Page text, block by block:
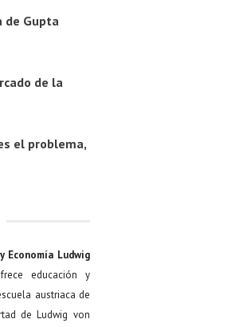
de Gupta
de la
el problema,
Economía Ludwig
educación y
austriaca de
de Ludwig von